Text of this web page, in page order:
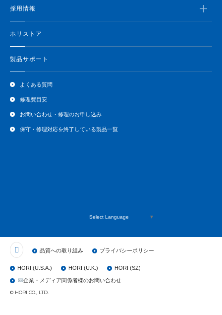
採用情報
ホリストア
製品サポート
よくある質問
修理費目安
お問い合わせ・修理のお申し込み
保守・修理対応を終了している製品一覧
Select Language ▼
品質への取り組み プライバシーポリシー
HORI (U.S.A.) HORI (U.K.) HORI (SZ)
企業・メディア関係者様のお問い合わせ
© HORI CO., LTD.